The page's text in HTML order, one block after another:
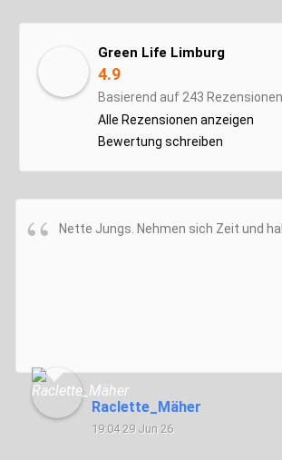
Green Life Limburg
4.9
Basierend auf 243 Rezensionen
Alle Rezensionen anzeigen
Bewertung schreiben
Nette Jungs. Nehmen sich Zeit und
Raclette_Mäher
19:04 29 Jun 26